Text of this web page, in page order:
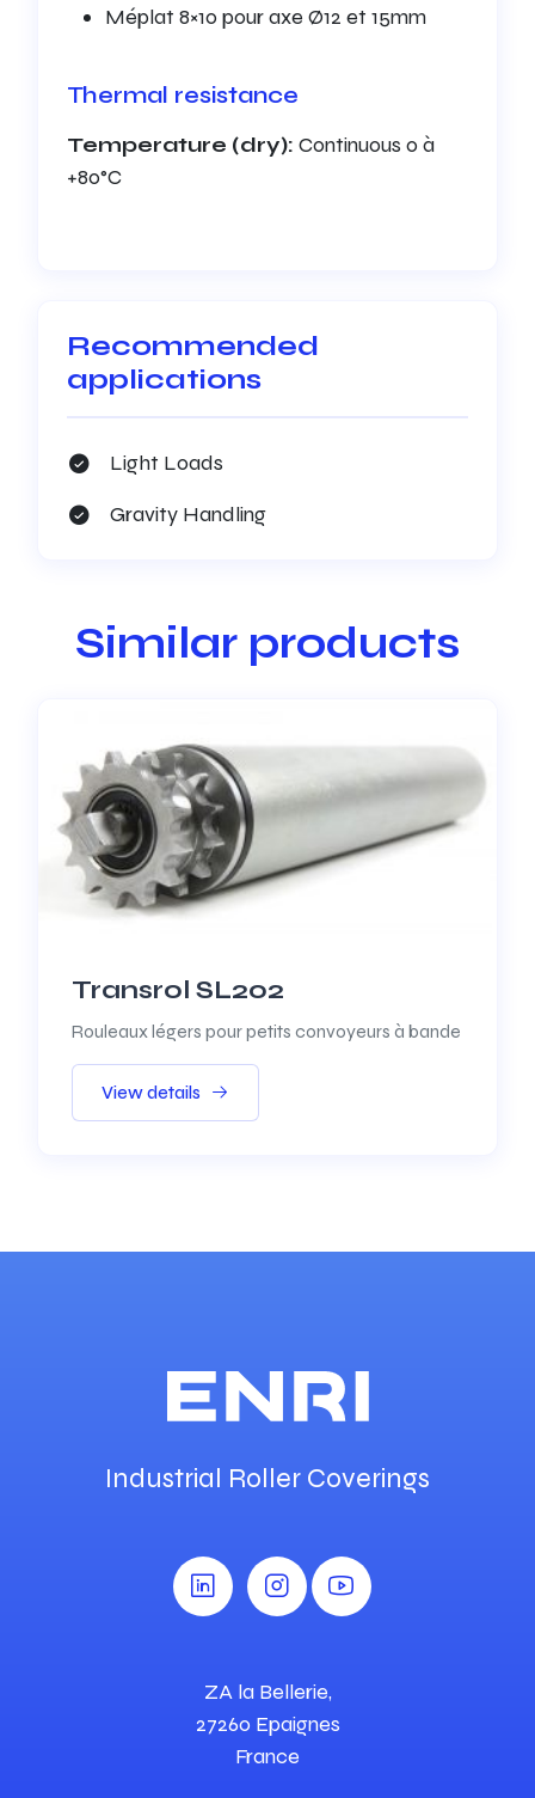
Méplat 8×10 pour axe Ø12 et 15mm
Thermal resistance
Temperature (dry): Continuous 0 à
+80°C
Recommended
applications
Light Loads
Gravity Handling
Similar products
Transrol SL202
Rouleaux légers pour petits convoyeurs à bande
View details
Industrial Roller Coverings
ZA la Bellerie,
27260 Epaignes
France